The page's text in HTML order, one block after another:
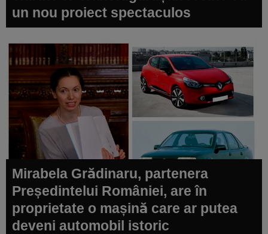
un nou proiect spectaculos
Mirabela Grădinaru, partenera
Președintelui României, are în
proprietate o mașină care ar putea
deveni automobil istoric